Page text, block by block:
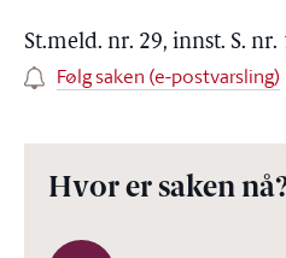
St.meld. nr. 29, innst. S.
Følg saken (e-postvarsling)
Hvor er saken